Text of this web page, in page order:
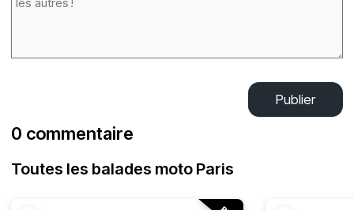
Publier
0 commentaire
Toutes les balades moto Paris